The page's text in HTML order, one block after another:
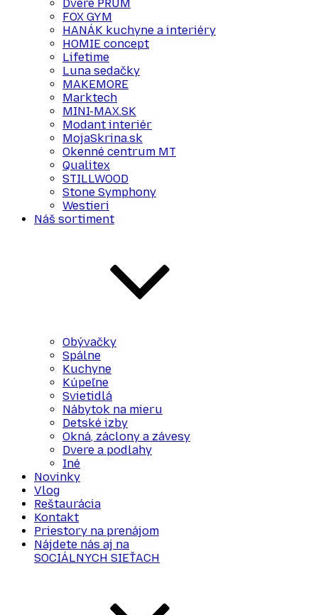
Dvere PRÜM
FOX GYM
HANÁK kuchyne a interiéry
HOMIE concept
Lifetime
Luna sedačky
MAKEMORE
Marktech
MINI-MAX.SK
Modant interiér
MojaSkrina.sk
Okenné centrum MT
Qualitex
STILLWOOD
Stone Symphony
Westieri
Náš sortiment
Obývačky
Spálne
Kuchyne
Kúpeľne
Svietidlá
Nábytok na mieru
Detské izby
Okná, záclony a závesy
Dvere a podlahy
Iné
Novinky
Vlog
Reštaurácia
Kontakt
Priestory na prenájom
Nájdete nás aj na
SOCIÁLNYCH SIEŤACH